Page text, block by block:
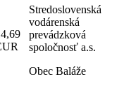
Stredoslovenská
vodárenská
prevádzková
spoločnosť a.s.
Obec Baláže